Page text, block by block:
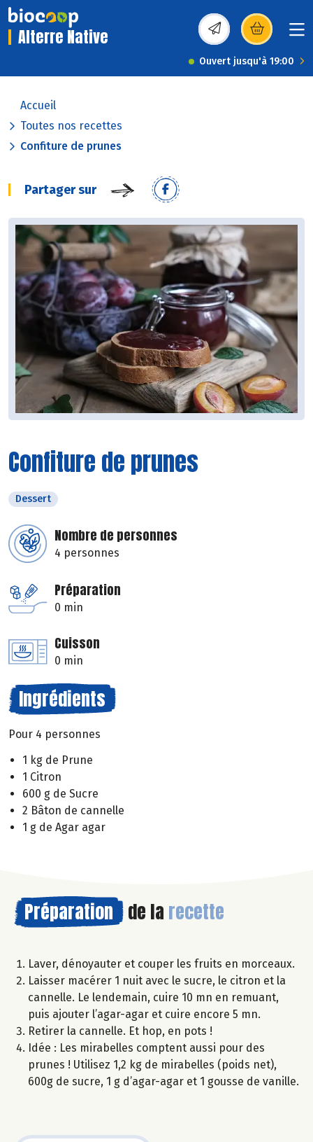
Alterre Native (s’ouvre dans une
Ouvert jusqu'à 19:00
Accueil
Toutes nos recettes
Confiture de prunes
Partager sur
Confiture de prunes
Dessert
Nombre de personnes
4 personnes
Préparation
0 min
Cuisson
0 min
Ingrédients
Pour 4 personnes
1 kg de Prune
1 Citron
600 g de Sucre
2 Bâton de cannelle
1 g de Agar agar
Préparation de la recette
Laver, dénoyauter et couper les fruits en morceaux.
Laisser macérer 1 nuit avec le sucre, le citron et la
cannelle. Le lendemain, cuire 10 mn en remuant,
puis ajouter l’agar-agar et cuire encore 5 mn.
Retirer la cannelle. Et hop, en pots !
Idée : Les mirabelles comptent aussi pour des
prunes ! Utilisez 1,2 kg de mirabelles (poids net),
600g de sucre, 1 g d’agar-agar et 1 gousse de vanille.